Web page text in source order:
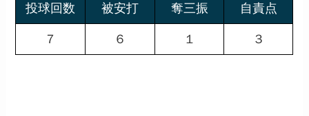
投球回数 被安打 奪三振 自責点
７ ６ １ ３